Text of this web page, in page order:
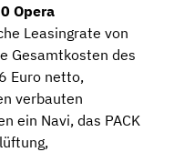
Opera
Leasingrate von
Gesamtkosten des
Euro netto,
verbauten
ein Navi, das PACK